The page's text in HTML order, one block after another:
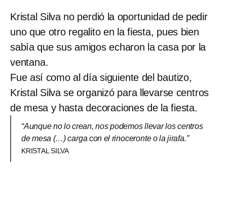
Kristal Silva no perdió la oportunidad de pedir
uno que otro regalito en la fiesta, pues bien
sabía que sus amigos echaron la casa por la
ventana.
Fue así como al día siguiente del bautizo,
Kristal Silva se organizó para llevarse centros
de mesa y hasta decoraciones de la fiesta.
“Aunque no lo crean, nos podemos llevar los centros
de mesa (…) carga con el rinoceronte o la jirafa.”
KRISTAL SILVA